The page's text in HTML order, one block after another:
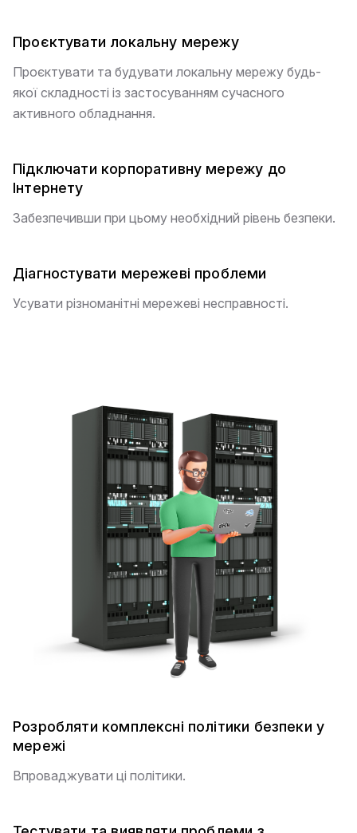
Проєктувати локальну мережу
Проєктувати та будувати локальну мережу будь-
якої складності із застосуванням сучасного
активного обладнання.
Підключати корпоративну мережу до
Інтернету
Забезпечивши при цьому необхідний рівень безпеки.
Діагностувати мережеві проблеми
Усувати різноманітні мережеві несправності.
Розробляти комплексні політики безпеки у
мережі
Впроваджувати ці політики.